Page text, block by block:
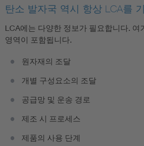
탄소 발자국 역시 항상 LCA를
LCA에는 다양한 정보가 필요합니다. 여
영역이 포함됩니다.
원자재의 조달
개별 구성요소의 조달
공급망 및 운송 경로
제조 시 프로세스
제품의 사용 단계